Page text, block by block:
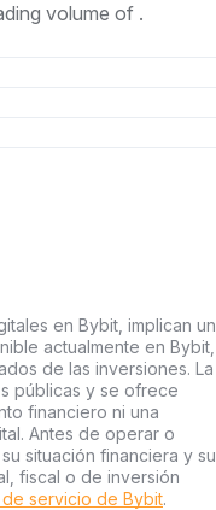
volume of .
en Bybit, implican un
actualmente en Bybit,
de las inversiones. La
públicas y se ofrece
financiero ni una
Antes de operar o
situación financiera y su
fiscal o de inversión
de servicio de Bybit.